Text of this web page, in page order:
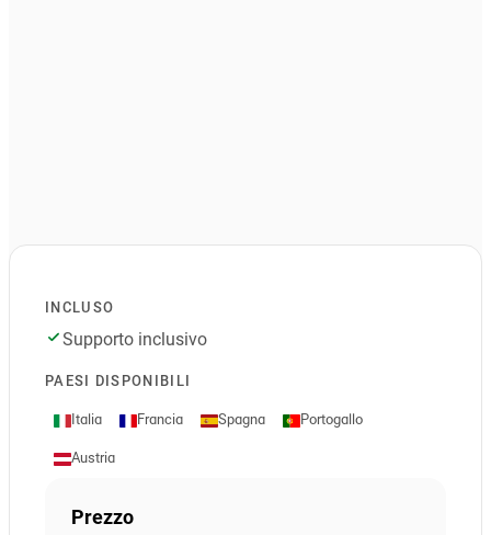
INCLUSO
Supporto inclusivo
PAESI DISPONIBILI
Italia Francia Spagna Portogallo
Austria
Prezzo